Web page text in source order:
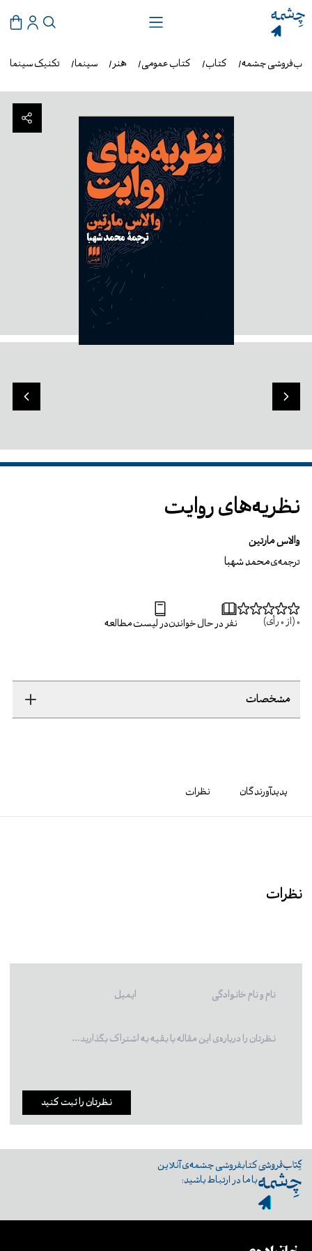
تکنیک سینما سینما هنر کتاب عمومی کتاب چشمه
نظریه‌های روایت
والاس مارتین
ترجمه‌یمحمد شهبا
0 (از 0 رأی) نفر در حال خواندندر لیست مطالعه
مشخصات
پدیدآورندگان نظرات
نظرات
نظرتان را ثبت کنید
کتابفروشی چشمه‌ی آنلاین
با ما در ارتباط باشید: